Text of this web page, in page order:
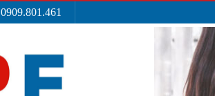
0909.801.461